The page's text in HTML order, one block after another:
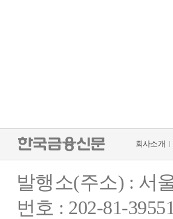
회사소개
발행소(주소) : 서
번호 : 202-81-